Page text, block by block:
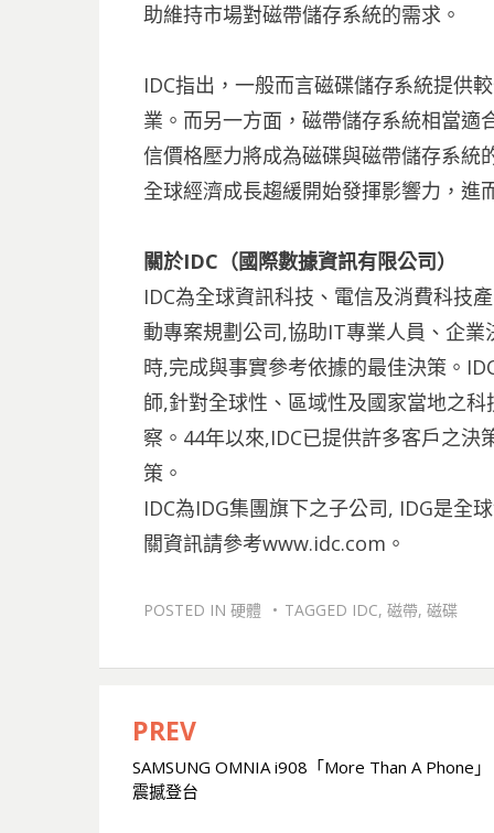
助維持市場對磁帶儲存系統的需求。
IDC指出，一般而言磁碟儲存系統提供
業。而另一方面，磁帶儲存系統相當適
信價格壓力將成為磁碟與磁帶儲存系統
全球經濟成長趨緩開始發揮影響力，進
關於IDC（國際數據資訊有限公司）
IDC為全球資訊科技、電信及消費科技
動專案規劃公司,協助IT專業人員、企
時,完成與事實參考依據的最佳決策。
師,針對全球性、區域性及國家當地之
察。44年以來,IDC已提供許多客戶之
策。
IDC為IDG集團旗下之子公司, IDG是全
關資訊請參考www.idc.com。
POSTED IN 硬體 TAGGED IDC, 磁帶, 磁碟
文
章
PREV
SAMSUNG OMNIA i908「More Than A Phone」
震撼登台